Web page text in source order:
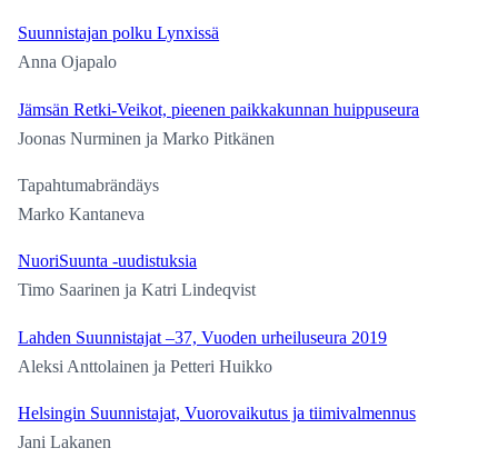
Suunnistajan polku Lynxissä
Anna Ojapalo
Jämsän Retki-Veikot, pieenen paikkakunnan huippuseura
Joonas Nurminen ja Marko Pitkänen
Tapahtumabrändäys
Marko Kantaneva
NuoriSuunta -uudistuksia
Timo Saarinen ja Katri Lindeqvist
Lahden Suunnistajat –37, Vuoden urheiluseura 2019
Aleksi Anttolainen ja Petteri Huikko
Helsingin Suunnistajat, Vuorovaikutus ja tiimivalmennus
Jani Lakanen